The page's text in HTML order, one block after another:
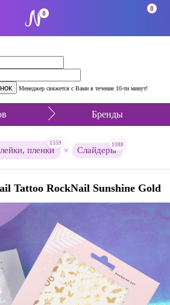
Менеджер свяжется с Вами в течение 10-ти минут!
0
0
Бренды
пленки
1559
× Слайдеры
1088
Tattoo RockNail Sunshine Gold